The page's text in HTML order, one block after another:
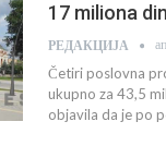
17 miliona
РЕДАКЦИЈА
Četiri poslovna
ukupno za 43,5
objavila da je po